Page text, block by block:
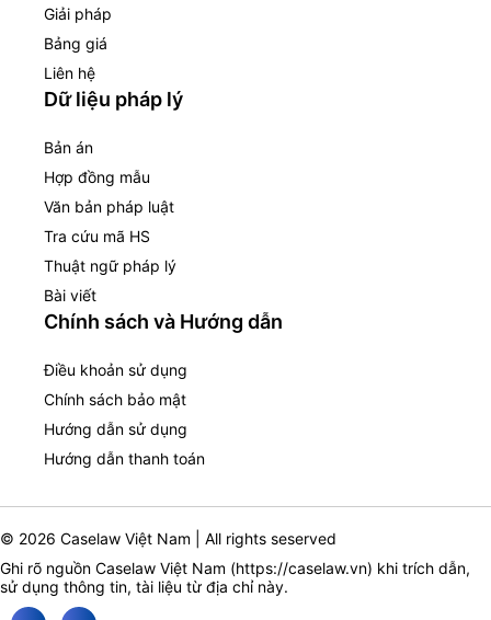
Giải pháp
Bảng giá
Liên hệ
Dữ liệu pháp lý
Bản án
Hợp đồng mẫu
Văn bản pháp luật
Tra cứu mã HS
Thuật ngữ pháp lý
Bài viết
Chính sách và Hướng dẫn
Điều khoản sử dụng
Chính sách bảo mật
Hướng dẫn sử dụng
Hướng dẫn thanh toán
© 2026 Caselaw Việt Nam | All rights seserved
Ghi rõ nguồn Caselaw Việt Nam (https://caselaw.vn) khi trích dẫn,
sử dụng thông tin, tài liệu từ địa chỉ này.